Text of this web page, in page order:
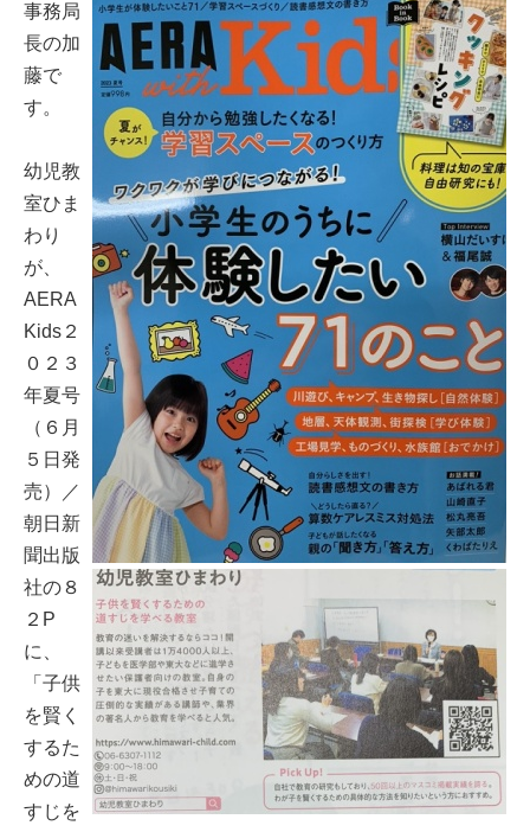
事務局
長の加
藤で
す。
幼児教
室ひま
わり
が、
AERA
Kids２
０２３
年夏号
（６月
５日発
売）／
朝日新
聞出版
社の８
２P
に、
「子供
を賢く
するた
めの道
すじを